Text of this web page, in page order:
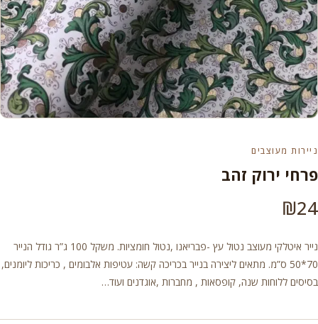
ניירות מעוצבים
פרחי ירוק זהב
₪24
נייר איטלקי מעוצב נטול עץ -פבריאנו ,נטול חומציות. משקל 100 ג”ר גודל הנייר
70*50 ס”מ. מתאים ליצירה בנייר בכריכה קשה: עטיפות אלבומים , כריכות ליומנים,
בסיסים ללוחות שנה, קופסאות , מחברות ,אוגדנים ועוד…